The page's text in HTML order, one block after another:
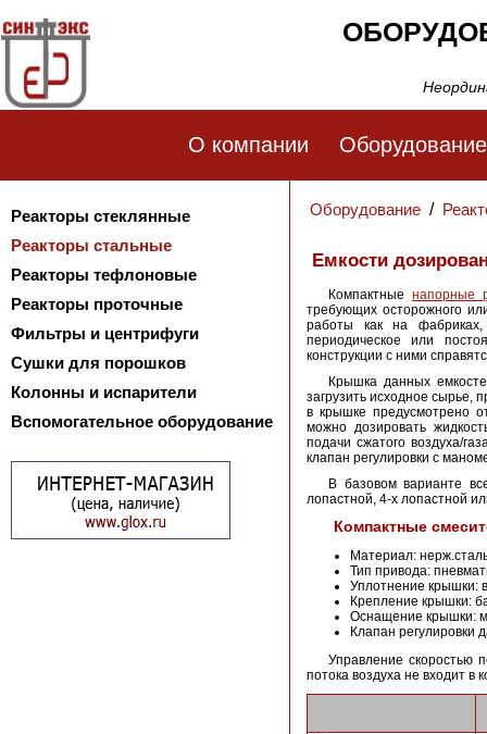
О компании Оборудование
Реакторы стеклянные
Реакторы стальные
Реакторы тефлоновые
Реакторы проточные
Фильтры и центрифуги
Сушки для порошков
Колонны и испарители
Вспомогательное оборудование
Оборудование /
Емкости
Компактные напорные
требующих осторожного
работы как на фабриках,
периодическое или
конструкции с ними
Крышка данных
загрузить исходное сырье,
в крышке предусмотрено
можно дозировать
подачи сжатого воздуха/
клапан регулировки с
В базовом варианте
лопастной, 4-х лопастной
Компактные
Материал:
Тип привода:
Уплотнение крышки:
Крепление крышки:
Оснащение крышки:
Клапан регулировки
Управление скоростью
потока воздуха не входит в